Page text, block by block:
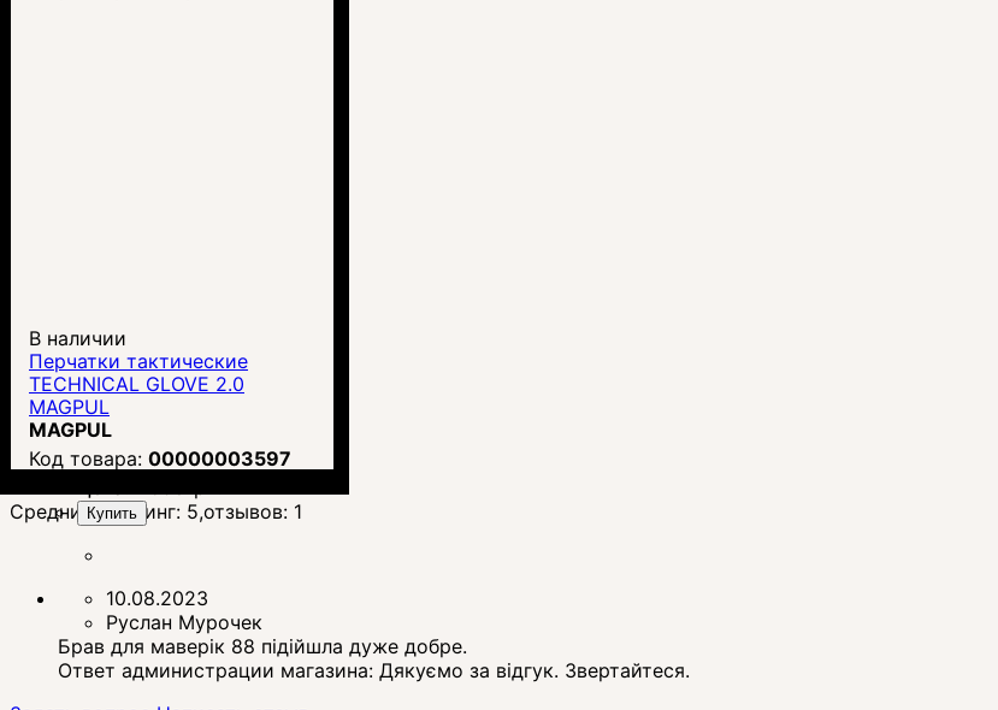
В наличии
Перчатки тактические
TECHNICAL GLOVE 2.0
MAGPUL
MAGPUL
00000003597
Купить
Средний рейтинг: 5,отзывов: 1
10.08.2023
Руслан Мурочек
Брав для маверік 88 підійшла дуже добре.
Ответ администрации магазина: Дякуємо за відгук. Звертайтеся.